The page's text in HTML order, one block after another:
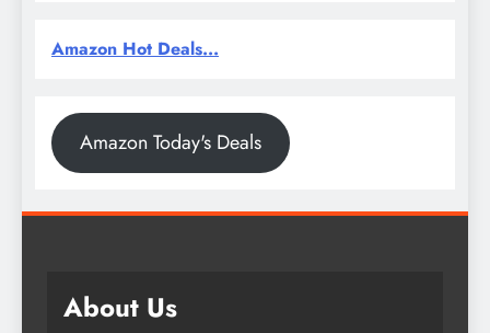
Amazon Hot Deals...
Amazon Today's Deals
About Us